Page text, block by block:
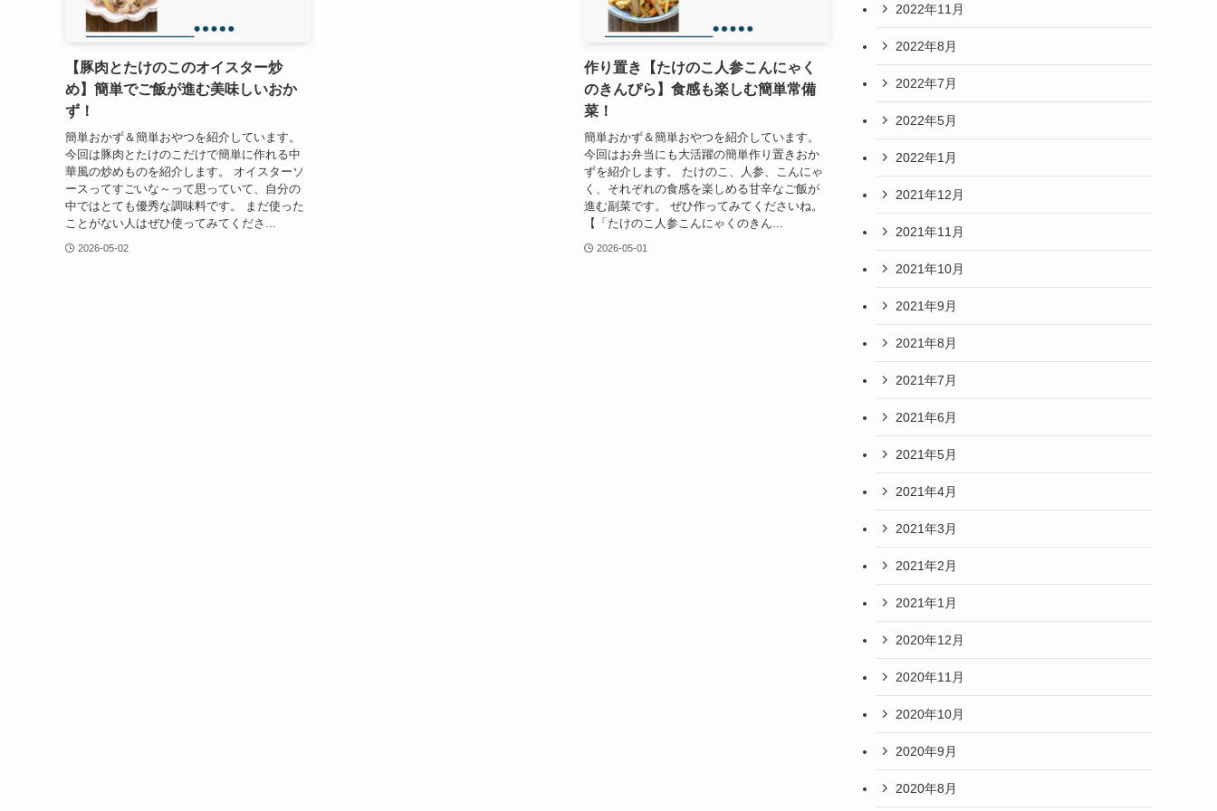
【豚肉とたけのこのオイスター炒
め】簡単でご飯が進む美味しいおか
ず！
簡単おかず＆簡単おやつを紹介しています。
今回は豚肉とたけのこだけで簡単に作れる中
華風の炒めものを紹介します。 オイスターソ
ースってすごいな～って思っていて、自分の
中ではとても優秀な調味料です。 まだ使った
ことがない人はぜひ使ってみてくださ...
2026-05-02
作り置き【たけのこ人参こんにゃく
のきんぴら】食感も楽しむ簡単常備
菜！
簡単おかず＆簡単おやつを紹介しています。
今回はお弁当にも大活躍の簡単作り置きおか
ずを紹介します。 たけのこ、人参、こんにゃ
く、それぞれの食感を楽しめる甘辛なご飯が
進む副菜です。 ぜひ作ってみてくださいね。
【「たけのこ人参こんにゃくのきん...
2026-05-01
2022年11月
2022年8月
2022年7月
2022年5月
2022年1月
2021年12月
2021年11月
2021年10月
2021年9月
2021年8月
2021年7月
2021年6月
2021年5月
2021年4月
2021年3月
2021年2月
2021年1月
2020年12月
2020年11月
2020年10月
2020年9月
2020年8月